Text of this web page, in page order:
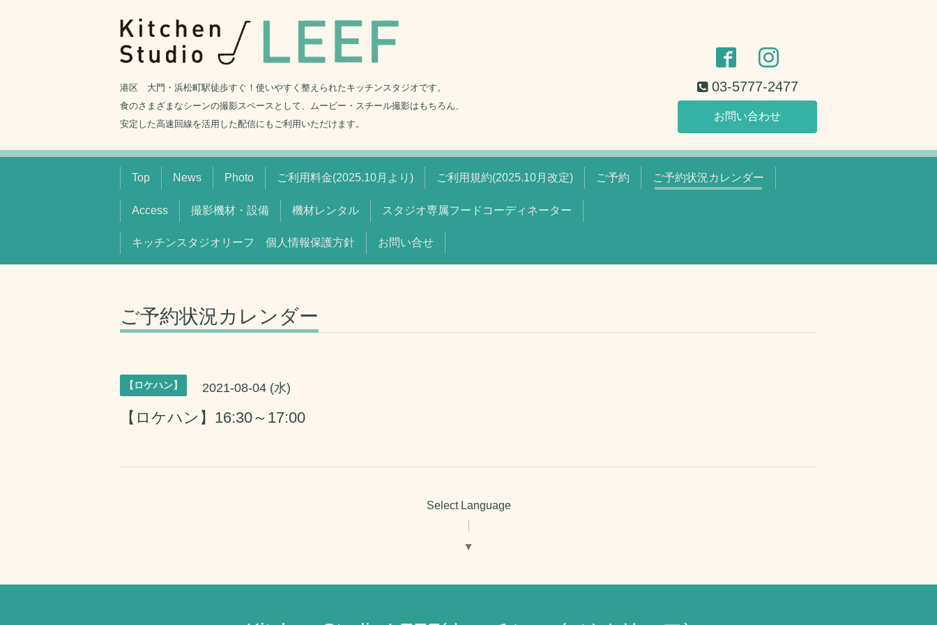
港区 大門・浜松町駅徒歩すぐ！使いやすく整えられたキッチンスタジオです。
食のさまざまなシーンの撮影スペースとして、ムービー・スチール撮影はもちろん、
安定した高速回線を活用した配信にもご利用いただけます。
03-5777-2477
お問い合わせ
Top News Photo ご利用料金(2025.10月より) ご利用規約(2025.10月改定) ご予約 ご予約状況カレンダー
Access 撮影機材・設備 機材レンタル スタジオ専属フードコーディネーター
キッチンスタジオリーフ 個人情報保護方針 お問い合せ
ご予約状況カレンダー
【ロケハン】 2021-08-04 (水)
【ロケハン】16:30～17:00
Select Language
▼